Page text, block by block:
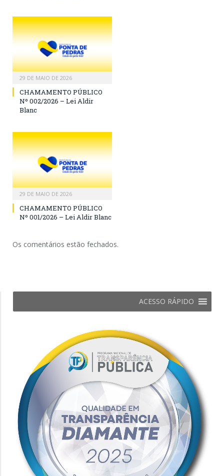
29 DE MAIO DE 2026
CHAMAMENTO PÚBLICO
Nº 002/2026 – Lei Aldir
Blanc
29 DE MAIO DE 2026
CHAMAMENTO PÚBLICO
Nº 001/2026 – Lei Aldir Blanc
Os comentários estão fechados.
ACESSO RÁPIDO